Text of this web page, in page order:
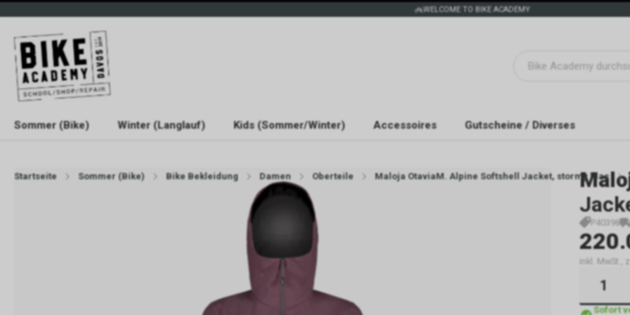
WELCOME TO BIKE ACADEMY
Sommer (Bike) Winter (Langlauf) Kids (Sommer/Winter) Accessoires Gutscheine / Diverses
Startseite Sommer (Bike) Bike Bekleidung Damen Oberteile Maloja OtaviaM. Alpine Softshell Jacket, stormy lilac
P40398
inkl. MwSt.,
Sofort